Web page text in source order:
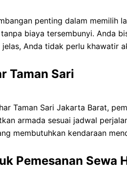
penting dalam memilih
biaya tersembunyi. Anda
Anda tidak perlu khawatir
Taman Sari
Taman Sari Jakarta Barat,
armada sesuai jadwal
membutuhkan kendaraan
Pemesanan Sewa